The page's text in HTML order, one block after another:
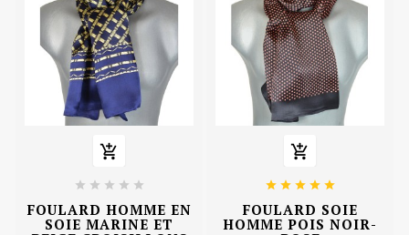

    
FOULARD HOMME EN
SOIE MARINE ET

    
FOULARD SOIE
HOMME POIS NOIR-